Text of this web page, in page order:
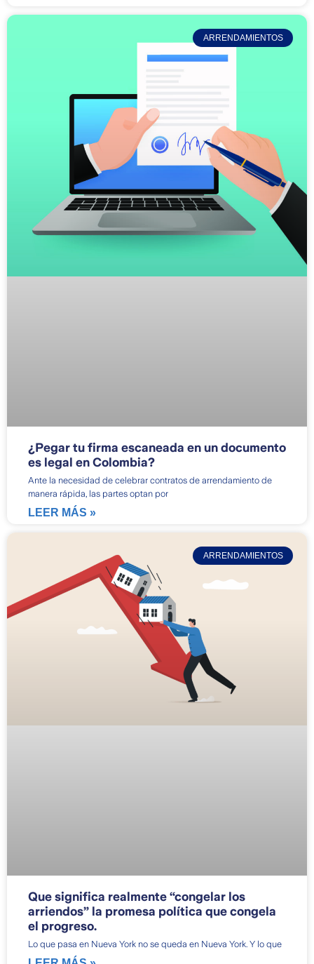
ARRENDAMIENTOS
¿Pegar tu firma escaneada en un documento
es legal en Colombia?
Ante la necesidad de celebrar contratos de arrendamiento de
manera rápida, las partes optan por
LEER MÁS »
ARRENDAMIENTOS
Que significa realmente “congelar los
arriendos” la promesa política que congela
el progreso.
Lo que pasa en Nueva York no se queda en Nueva York. Y lo que